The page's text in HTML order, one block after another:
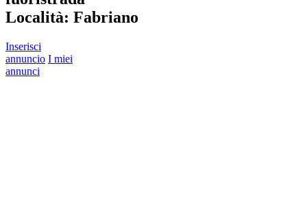
Località: Fabriano
Inserisci
annuncio I miei
annunci